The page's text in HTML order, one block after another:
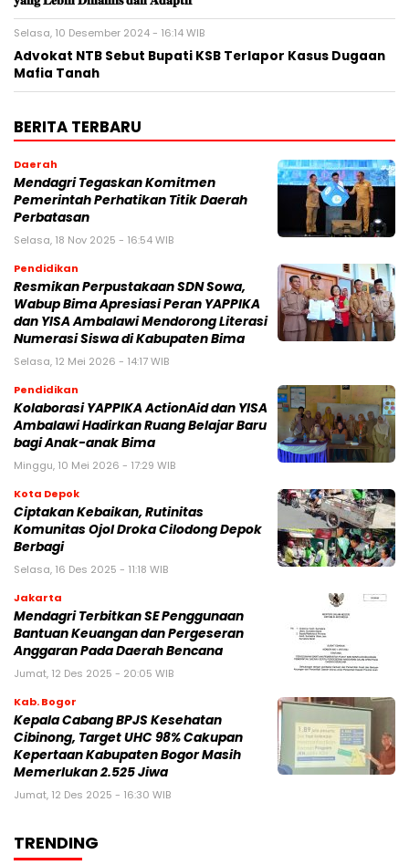
Selasa, 10 Desember 2024 - 16:14 WIB
Advokat NTB Sebut Bupati KSB Terlapor Kasus Dugaan
Mafia Tanah
BERITA TERBARU
Daerah
Mendagri Tegaskan Komitmen
Pemerintah Perhatikan Titik Daerah
Perbatasan
Selasa, 18 Nov 2025 - 16:54 WIB
Pendidikan
Resmikan Perpustakaan SDN Sowa,
Wabup Bima Apresiasi Peran YAPPIKA
dan YISA Ambalawi Mendorong Literasi
Numerasi Siswa di Kabupaten Bima
Selasa, 12 Mei 2026 - 14:17 WIB
Pendidikan
Kolaborasi YAPPIKA ActionAid dan YISA
Ambalawi Hadirkan Ruang Belajar Baru
bagi Anak-anak Bima
Minggu, 10 Mei 2026 - 17:29 WIB
Kota Depok
Ciptakan Kebaikan, Rutinitas
Komunitas Ojol Droka Cilodong Depok
Berbagi
Selasa, 16 Des 2025 - 11:18 WIB
Jakarta
Mendagri Terbitkan SE Penggunaan
Bantuan Keuangan dan Pergeseran
Anggaran Pada Daerah Bencana
Jumat, 12 Des 2025 - 20:05 WIB
Kab. Bogor
Kepala Cabang BPJS Kesehatan
Cibinong, Target UHC 98% Cakupan
Kepertaan Kabupaten Bogor Masih
Memerlukan 2.525 Jiwa
Jumat, 12 Des 2025 - 16:30 WIB
TRENDING